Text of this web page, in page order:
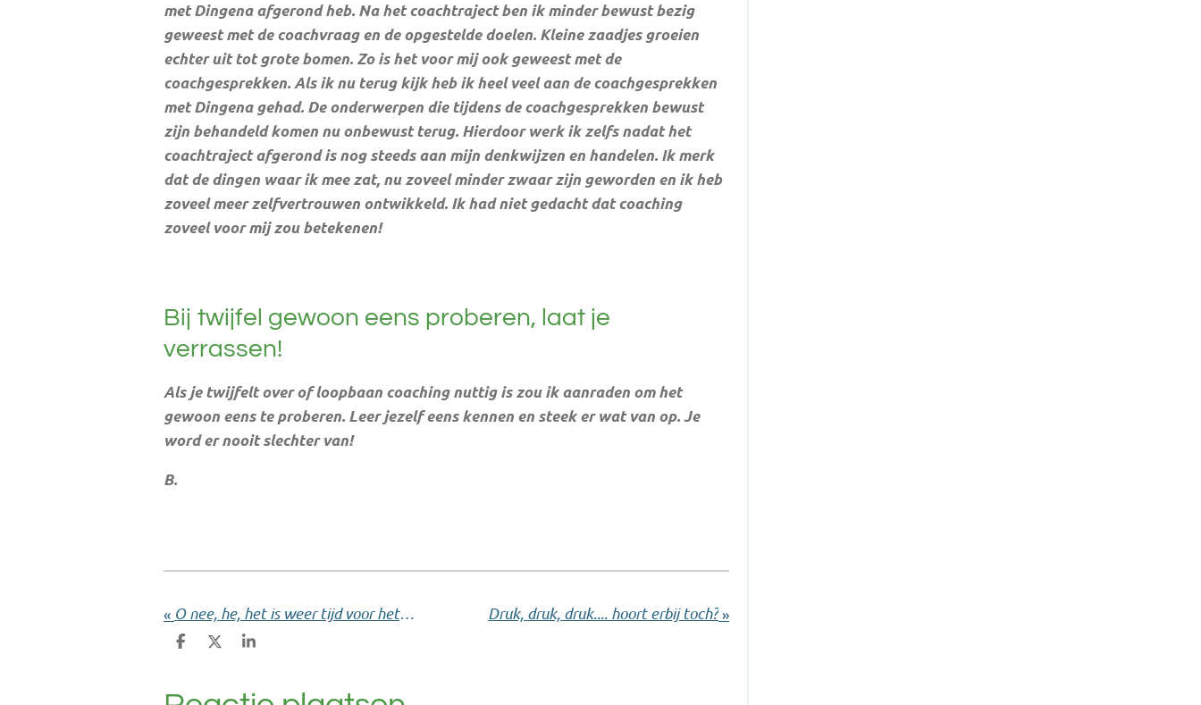
met Dingena afgerond heb. Na het coachtraject ben ik minder bewust bezig
geweest met de coachvraag en de opgestelde doelen. Kleine zaadjes groeien
echter uit tot grote bomen. Zo is het voor mij ook geweest met de
coachgesprekken. Als ik nu terug kijk heb ik heel veel aan de coachgesprekken
met Dingena gehad. De onderwerpen die tijdens de coachgesprekken bewust
zijn behandeld komen nu onbewust terug. Hierdoor werk ik zelfs nadat het
coachtraject afgerond is nog steeds aan mijn denkwijzen en handelen. Ik merk
dat de dingen waar ik mee zat, nu zoveel minder zwaar zijn geworden en ik heb
zoveel meer zelfvertrouwen ontwikkeld. Ik had niet gedacht dat coaching
zoveel voor mij zou betekenen!
Bij twijfel gewoon eens proberen, laat je
verrassen!
Als je twijfelt over of loopbaan coaching nuttig is zou ik aanraden om het
gewoon eens te proberen. Leer jezelf eens kennen en steek er wat van op. Je
word er nooit slechter van!
B.
« O nee, he, het is weer tijd voor het POP Druk, druk, druk.... hoort erbij toch? »
D
e
D
S
r